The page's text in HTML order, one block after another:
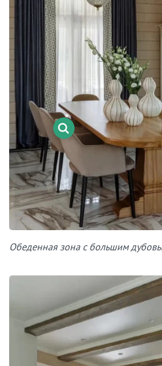
Обеденная зона с большим